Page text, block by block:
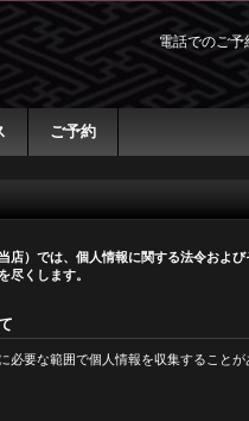
電話でのご予
）では、個人情報に関する法令およ
尽くします。
必要な範囲で個人情報を収集することが
ご予約